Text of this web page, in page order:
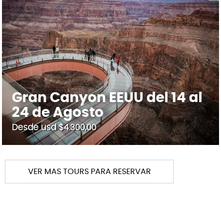
Gran Canyon EEUU del 14 al
24 de Agosto
Desde usd $4.300,00
VER MAS TOURS PARA RESERVAR